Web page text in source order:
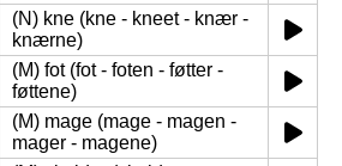
(N) kne (kne - kneet - knær -
knærne)
(M) fot (fot - foten - føtter -
føttene)
(M) mage (mage - magen -
mager - magene)